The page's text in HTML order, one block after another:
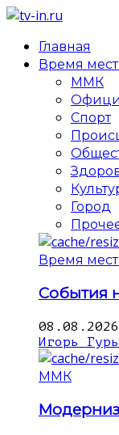
Главная
Время
ММК
Спорт
Город
Время
События
08.08.2026
Игорь
ММК